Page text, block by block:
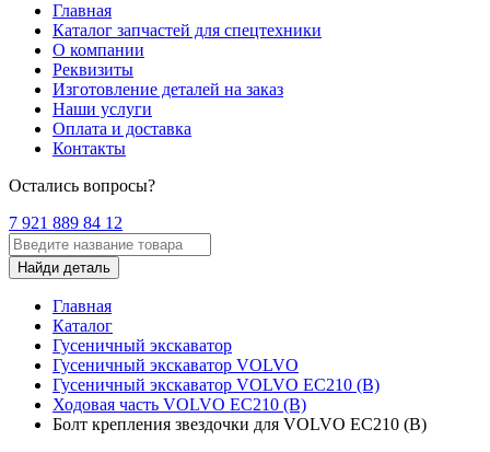
Главная
Каталог запчастей для спецтехники
О компании
Реквизиты
Изготовление деталей на заказ
Наши услуги
Оплата и доставка
Контакты
Остались вопросы?
7 921 889 84 12
Найди деталь
Главная
Каталог
Гусеничный экскаватор
Гусеничный экскаватор VOLVO
Гусеничный экскаватор VOLVO EC210 (B)
Ходовая часть VOLVO EC210 (B)
Болт крепления звездочки для VOLVO EC210 (B)